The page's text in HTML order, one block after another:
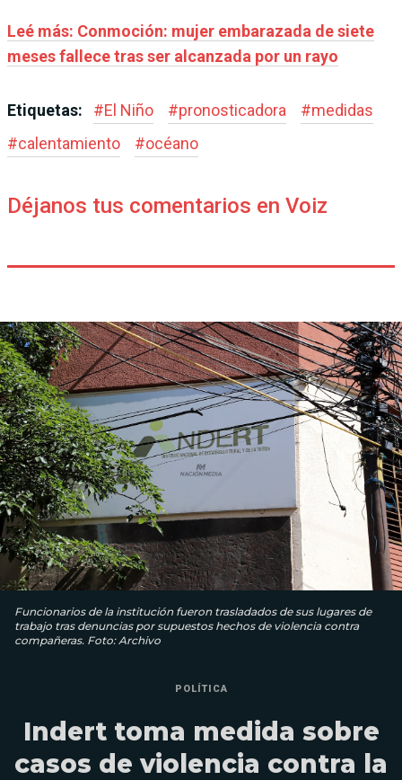
Leé más: Conmoción: mujer embarazada de siete
meses fallece tras ser alcanzada por un rayo
Etiquetas: #El Niño #pronosticadora #medidas
#calentamiento #océano
Déjanos tus comentarios en Voiz
Funcionarios de la institución fueron trasladados de sus lugares de
trabajo tras denuncias por supuestos hechos de violencia contra
compañeras. Foto: Archivo
POLÍTICA
Indert toma medida sobre
casos de violencia contra la